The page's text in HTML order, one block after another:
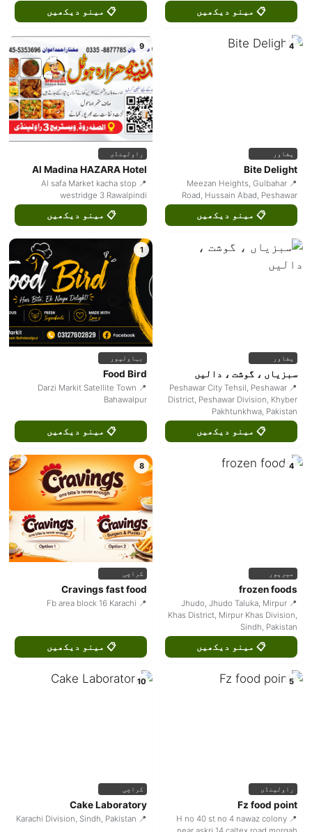
📋 مینو دیکھیں 📋 مینو دیکھیں
4
پشاور
Bite Delight
📍 Meezan Heights, Gulbahar
Road, Hussain Abad, Peshawar
📋 مینو دیکھیں
9
راولپنڈی
Al Madina HAZARA Hotel
📍 Al safa Market kacha stop
westridge 3 Rawalpindi
📋 مینو دیکھیں
پشاور
سبزیاں ، گوشت ، دالیں
📍 Peshawar City Tehsil, Peshawar
District, Peshawar Division, Khyber
Pakhtunkhwa, Pakistan
📋 مینو دیکھیں
1
بہاولپور
Food Bird
📍 Darzi Markit Satellite Town
Bahawalpur
📋 مینو دیکھیں
4
میرپور
frozen foods
📍 Jhudo, Jhudo Taluka, Mirpur
Khas District, Mirpur Khas Division,
Sindh, Pakistan
📋 مینو دیکھیں
8
کراچی
Cravings fast food
📍 Fb area block 16 Karachi
📋 مینو دیکھیں
5
راولپنڈی
Fz food point
📍 H no 40 st no 4 nawaz colony
10
کراچی
Cake Laboratory
📍 Karachi Division, Sindh, Pakistan